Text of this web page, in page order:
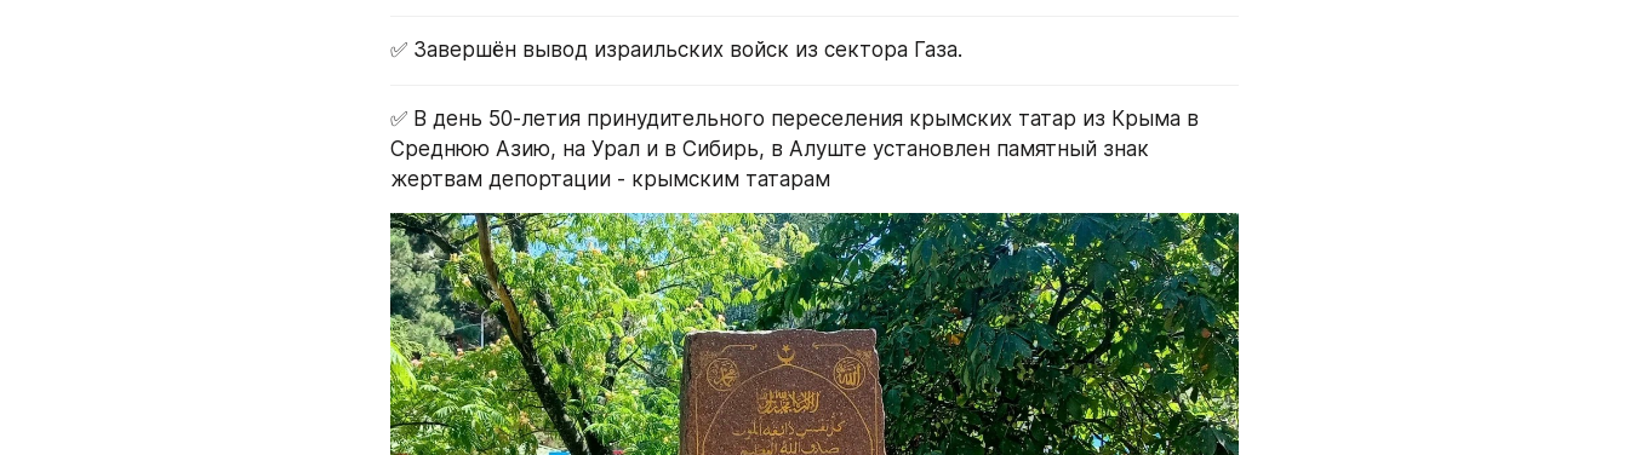
✅ Завершён вывод израильских войск из сектора Газа.
✅ В день 50-летия принудительного переселения крымских татар из Крыма в
Среднюю Азию, на Урал и в Сибирь, в Алуште установлен памятный знак
жертвам депортации - крымским татарам